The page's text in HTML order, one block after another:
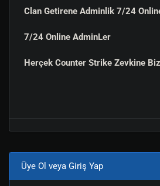
Clan Getirene Adminlik 7/24
7/24 Online AdminLer
Herçek Counter Strike Zevkine
Üye Ol veya Giriş Yap